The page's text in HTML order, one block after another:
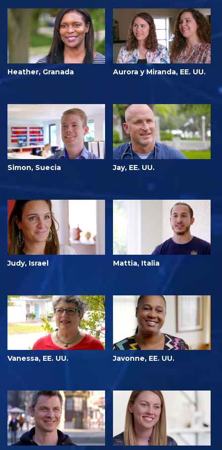
Heather, Granada Aurora y Miranda, EE. UU.
Simon, Suecia Jay, EE. UU.
Judy, Israel Mattia, Italia
Vanessa, EE. UU. Javonne, EE. UU.